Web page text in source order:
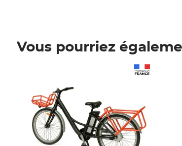
Vous pourriez